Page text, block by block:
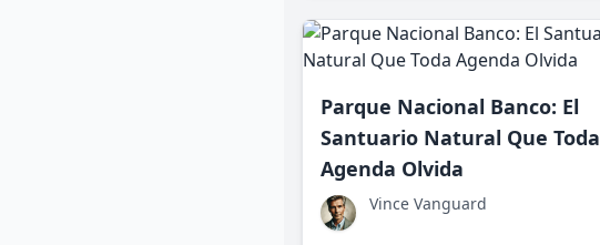
Parque Nacional Banco: El
Santuario Natural Que Toda
Agenda Olvida
Vince Vanguard